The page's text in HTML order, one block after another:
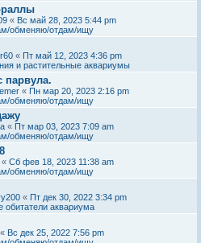
« Вс май 28, 2023 5:44 pm
обменяю/отдам/ищу
« Пт май 12, 2023 4:36 pm
и растительные аквариумы
парвула.
« Пн мар 20, 2023 2:16 pm
обменяю/отдам/ищу
« Пт мар 03, 2023 7:09 am
обменяю/отдам/ищу
« Сб фев 18, 2023 11:38 am
обменяю/отдам/ищу
« Пт дек 30, 2022 3:34 pm
обитатели аквариума
« Вс дек 25, 2022 7:56 pm